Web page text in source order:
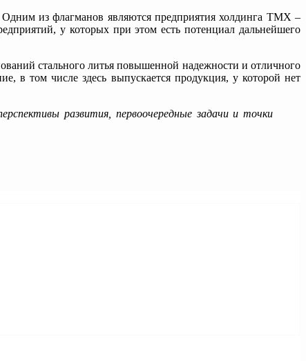
Одним из флагманов являются предприятия холдинга ТМХ –
у которых при этом есть потенциал дальнейшего
стального литья повышенной надежности и отличного
в том числе здесь выпускается продукция, у которой нет
развития, первоочередные задачи и точки